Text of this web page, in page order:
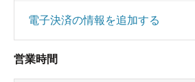
電子決済の情報を追加する
営業時間